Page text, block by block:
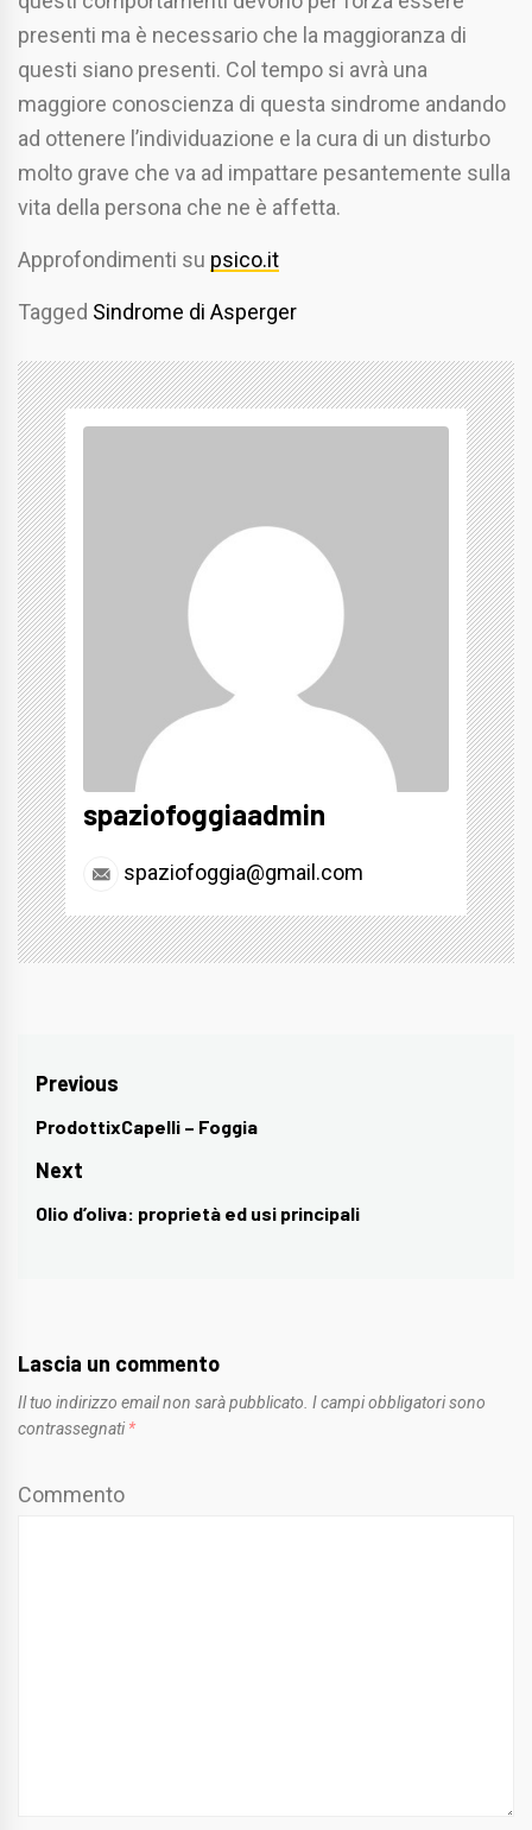
presenti ma è necessario che la maggioranza di
questi siano presenti. Col tempo si avrà una
maggiore conoscienza di questa sindrome andando
ad ottenere l’individuazione e la cura di un disturbo
molto grave che va ad impattare pesantemente sulla
vita della persona che ne è affetta.
Approfondimenti su psico.it
Tagged Sindrome di Asperger
spaziofoggiaadmin
spaziofoggia@gmail.com
Navigazione
articoli
Previous
Previous
post:
ProdottixCapelli – Foggia
Next
Next
Olio d’oliva: proprietà ed usi principali
Lascia un commento
Il tuo indirizzo email non sarà pubblicato. I campi obbligatori sono
contrassegnati *
Commento